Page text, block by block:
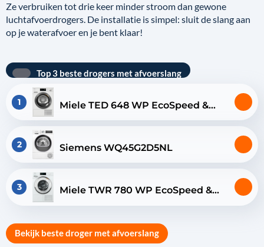
Ze verbruiken tot drie keer minder stroom dan gewone
luchtafvoerdrogers. De installatie is simpel: sluit de slang aan
op je waterafvoer en je bent klaar!
Top 3 beste drogers met afvoerslang
1
Miele TED 648 WP EcoSpeed &
2 Siemens WQ45G2D5NL
3
Miele TWR 780 WP EcoSpeed &
Bekijk beste droger met afvoerslang